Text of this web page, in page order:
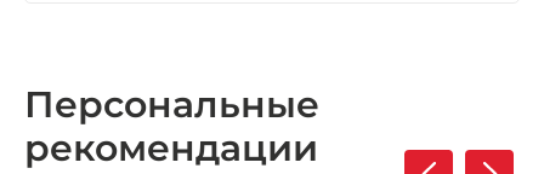
Персональные
рекомендации